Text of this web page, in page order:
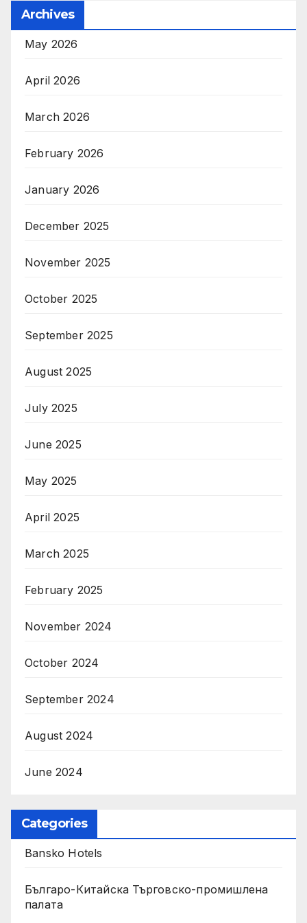
Archives
May 2026
April 2026
March 2026
February 2026
January 2026
December 2025
November 2025
October 2025
September 2025
August 2025
July 2025
June 2025
May 2025
April 2025
March 2025
February 2025
November 2024
October 2024
September 2024
August 2024
June 2024
Categories
Bansko Hotels
Българо-Китайска Търговско-промишлена
палaта